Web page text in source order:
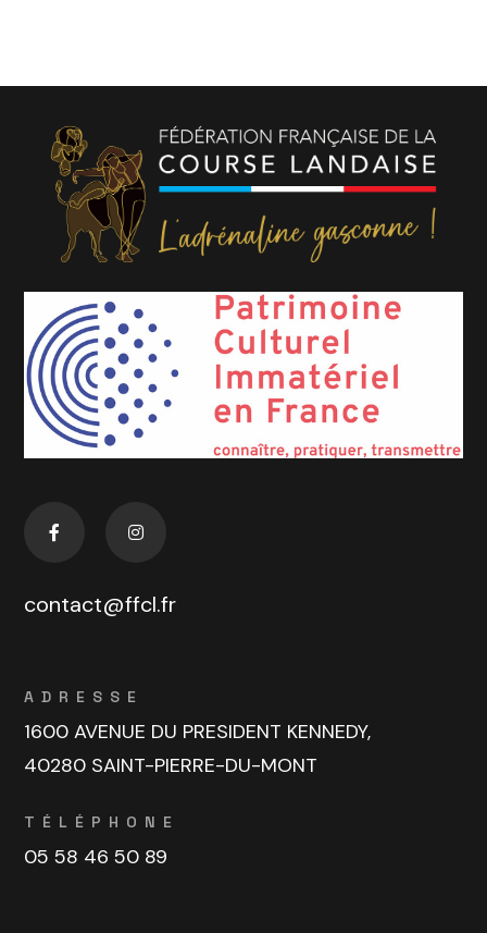
contact@ffcl.fr
ADRESSE
1600 AVENUE DU PRESIDENT KENNEDY,
40280 SAINT-PIERRE-DU-MONT
TÉLÉPHONE
05 58 46 50 89